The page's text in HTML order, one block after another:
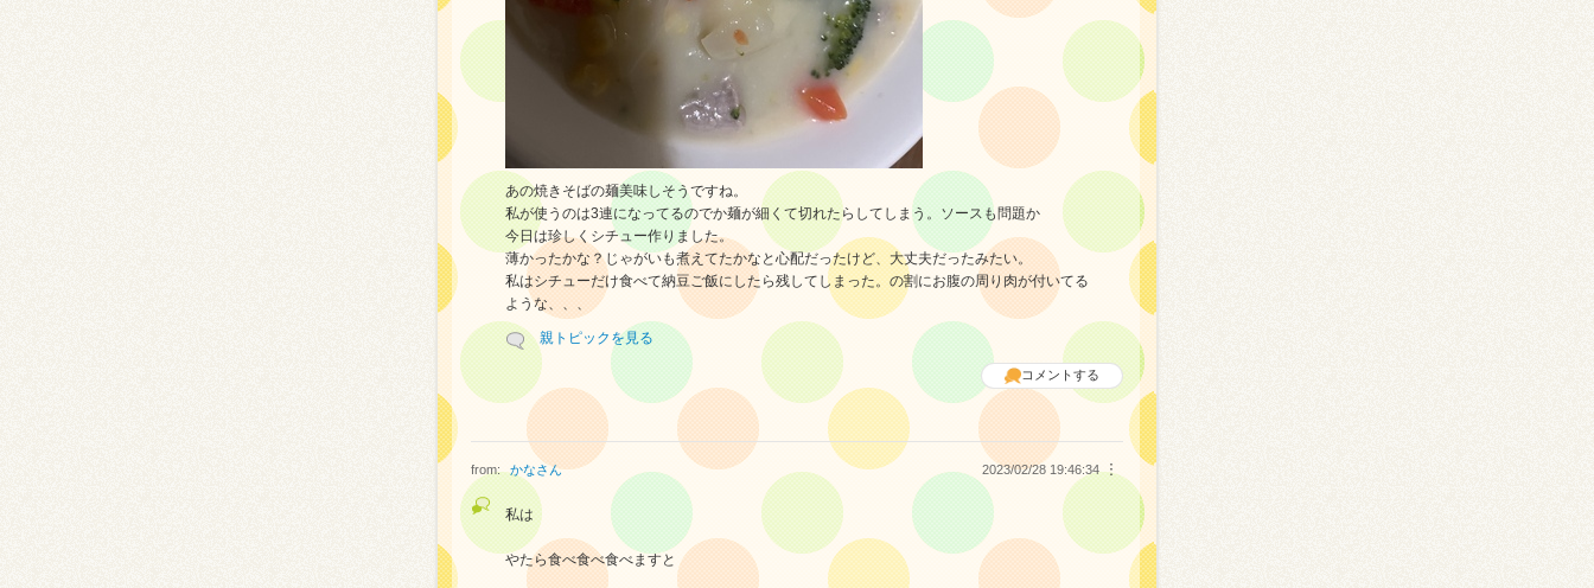
あの焼きそばの麺美味しそうですね。
私が使うのは3連になってるのでか麺が細くて切れたらしてしまう。ソースも問題か
今日は珍しくシチュー作りました。
薄かったかな？じゃがいも煮えてたかなと心配だったけど、大丈夫だったみたい。
私はシチューだけ食べて納豆ご飯にしたら残してしまった。の割にお腹の周り肉が付いてる
ような、、、
親トピックを見る
コメントする
from: かなさん ︙
2023/02/28 19:46:34
私は
やたら食べ食べ食べますと